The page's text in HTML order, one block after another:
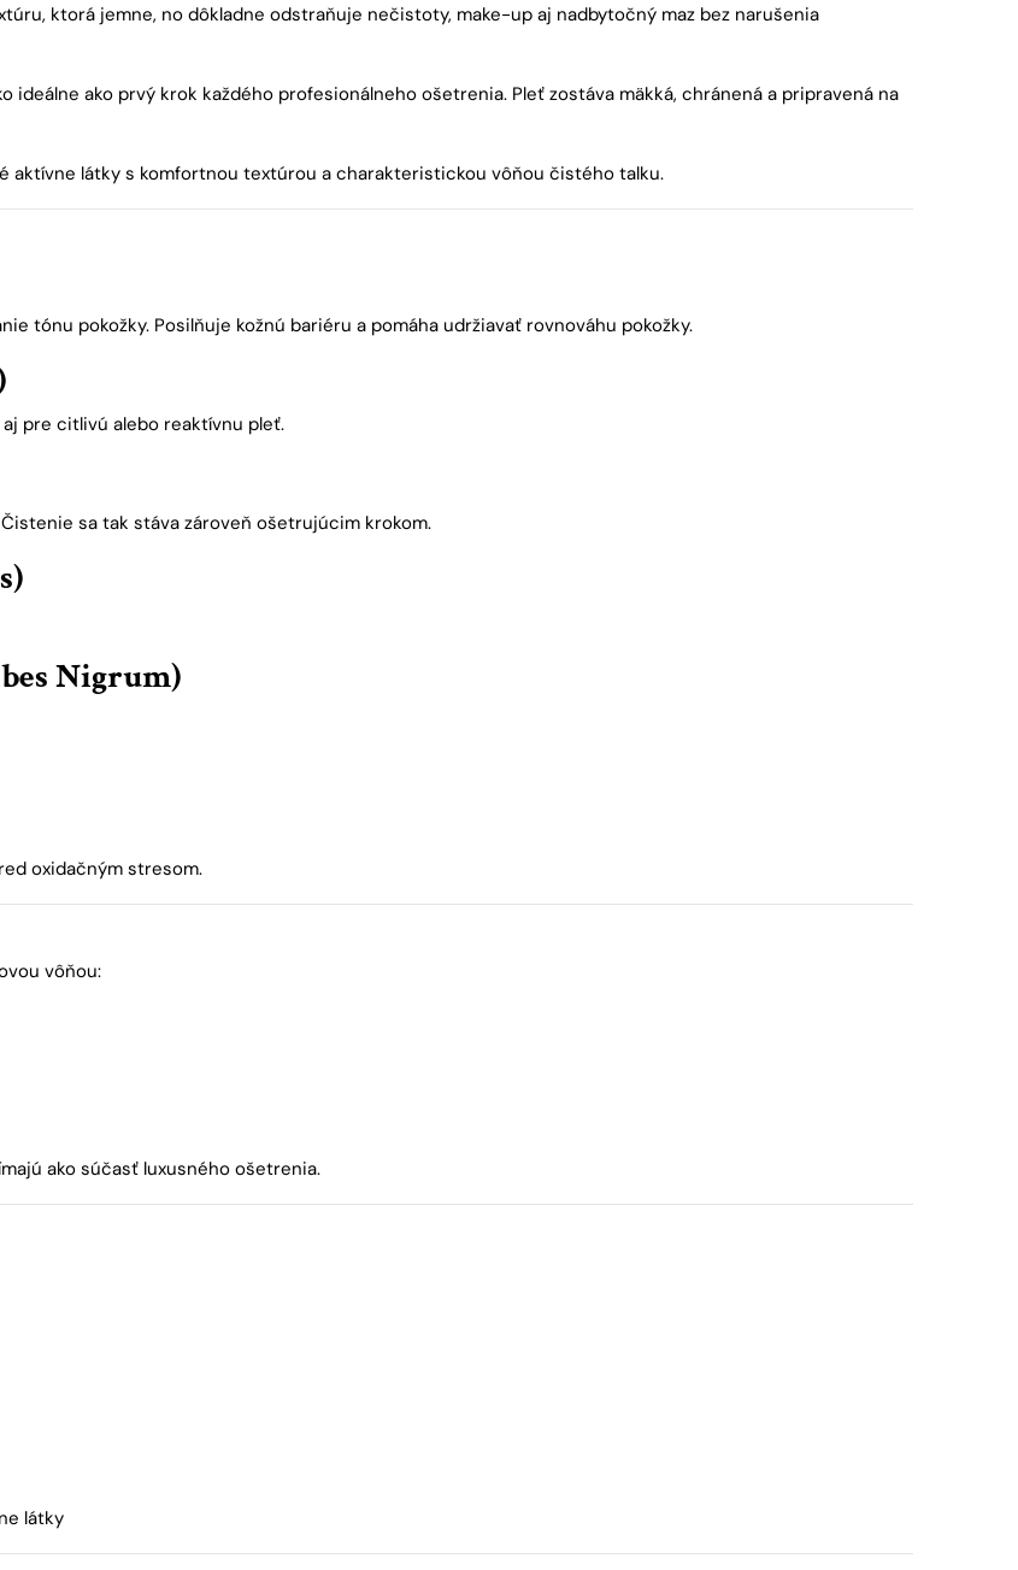
ktorá jemne, no dôkladne odstraňuje nečistoty, make-up aj nadbytočný maz bez narušenia
ideálne ako prvý krok každého profesionálneho ošetrenia. Pleť zostáva mäkká, chránená a pripravená na
aktívne látky s komfortnou textúrou a charakteristickou vôňou čistého talku.
tónu pokožky. Posilňuje kožnú bariéru a pomáha udržiavať rovnováhu pokožky.
pre citlivú alebo reaktívnu pleť.
sa tak stáva zároveň ošetrujúcim krokom.
Nigrum)
oxidačným stresom.
vôňou:
ako súčasť luxusného ošetrenia.
látky